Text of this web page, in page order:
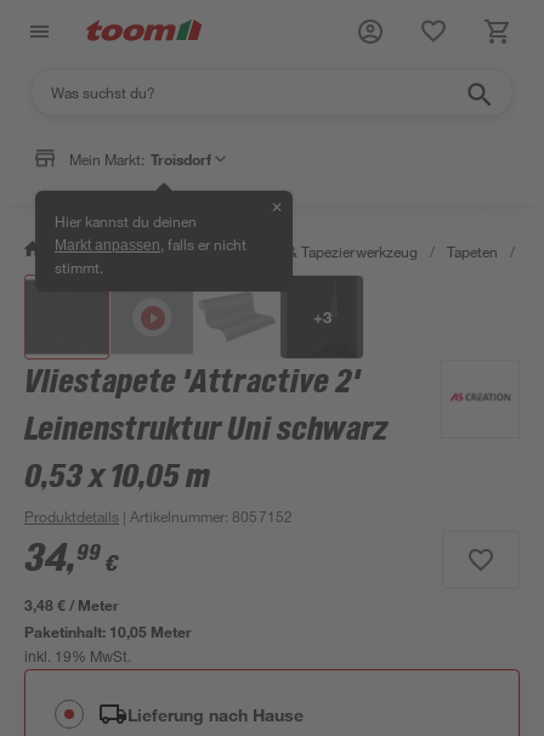
Mein Markt: Troisdorf
Hier kannst du deinen
Markt anpassen , falls er nicht
stimmt.
✕
/ Wohnen & Haushalt / Tapeten & Tapezierwerkzeug / Tapeten /
+3
Vliestapete 'Attractive 2'
Leinenstruktur Uni schwarz
0,53 x 10,05 m
Produktdetails | Artikelnummer: 8057152
34,99 €
3,48 € / Meter
Paketinhalt: 10,05 Meter
inkl. 19% MwSt.
Lieferung nach Hause